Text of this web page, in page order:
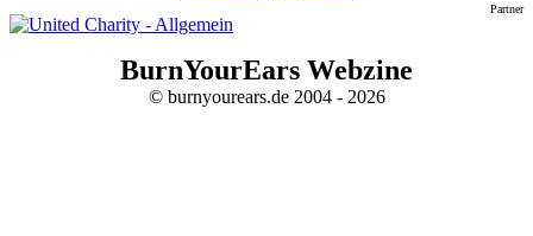
Partner
BurnYourEars Webzine
© burnyourears.de 2004 - 2026